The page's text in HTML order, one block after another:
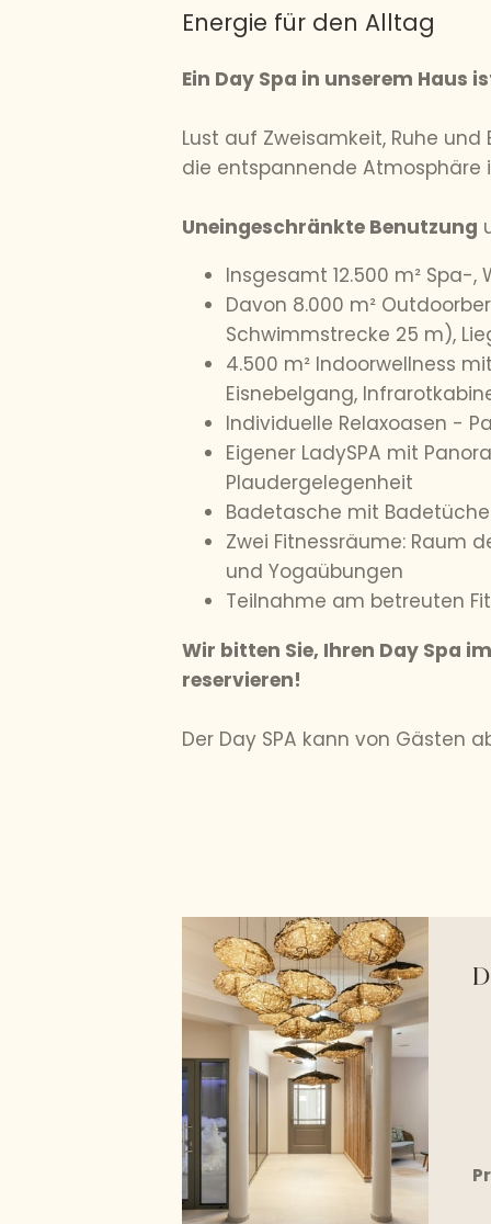
Energie für den Alltag
Ein Day Spa in unserem Haus
Lust auf Zweisamkeit, Ruhe
die entspannende Atmosphäre
Uneingeschränkte Benutzung
Insgesamt 12.500 m² Spa-
Davon 8.000 m²
Schwimmstrecke 25 m),
4.500 m² Indoorwellness
Eisnebelgang,
Individuelle Relaxoasen -
Eigener LadySPA mit
Plaudergelegenheit
Badetasche mit
Zwei Fitnessräume: Raum
und Yogaübungen
Teilnahme am betreuten
Wir bitten Sie, Ihren Day Spa
reservieren!
Der Day SPA kann von Gästen